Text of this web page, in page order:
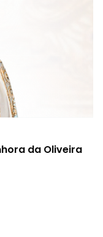
da Oliveira